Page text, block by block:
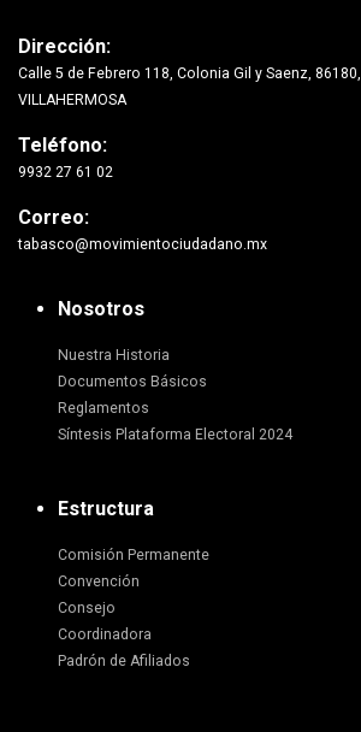
Dirección:
Calle 5 de Febrero 118, Colonia Gil y Saenz, 86180,
VILLAHERMOSA
Teléfono:
9932 27 61 02
Correo:
tabasco@movimientociudadano.mx
Nosotros
Nuestra Historia
Documentos Básicos
Reglamentos
Síntesis Plataforma Electoral 2024
Estructura
Comisión Permanente
Convención
Consejo
Coordinadora
Padrón de Afiliados